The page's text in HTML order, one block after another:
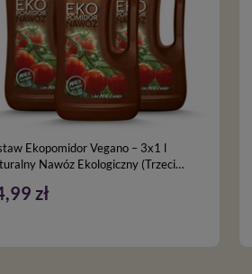
Ekopomidor Vegano – 3x1 l
Nawóz Ekologiczny (Trzeci
zł